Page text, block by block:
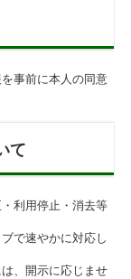
事前に本人の同意
て
利用停止・消去等
で速やかに対応し
、開示に応じませ